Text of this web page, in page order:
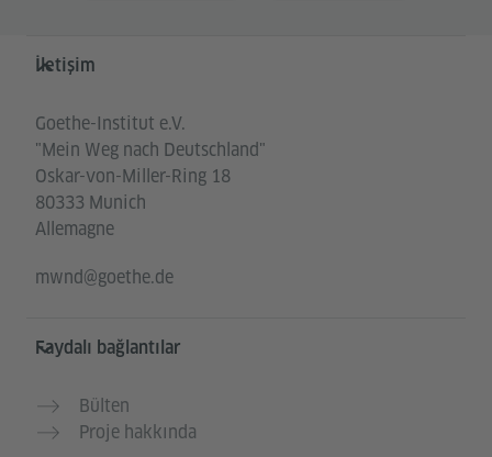
Service- und Informationsbereich
İletişim
Goethe-Institut e.V.
"Mein Weg nach Deutschland"
Oskar-von-Miller-Ring 18
80333 Munich
Allemagne
mwnd@goethe.de
Faydalı bağlantılar
Bülten
Proje hakkında